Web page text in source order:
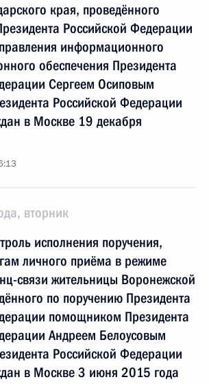
края, проведённого
Российской Федерации
информационного
обеспечения Президента
Сергеем Осиповым
Российской Федерации
в Москве 19 декабря
вторник
исполнения поручения,
личного приёма в режиме
связи жительницы Воронежской
по поручению Президента
помощником Президента
Андреем Белоусовым
Российской Федерации
в Москве 3 июня 2015 года